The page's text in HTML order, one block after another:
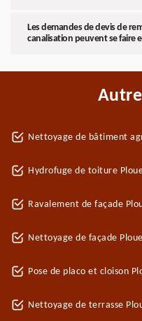
Les demandes de devis de
canalisation peuvent se faire
Nettoyage de bâtiment
Hydrofuge de toiture
Ravalement de façade
Nettoyage de façade
Pose de placo et cloison
Nettoyage de terrasse